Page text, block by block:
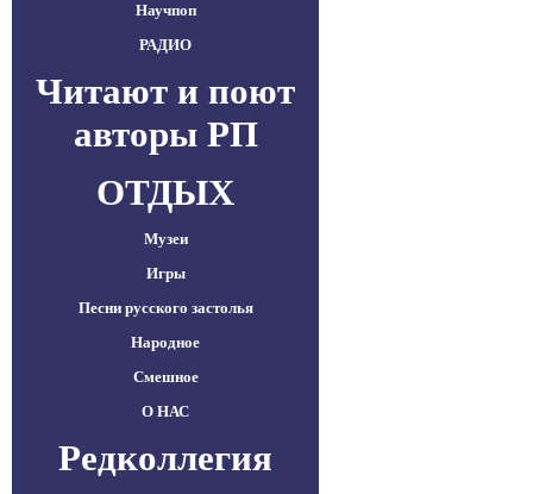
Научпоп
РАДИО
Читают и поют
авторы РП
ОТДЫХ
Музеи
Игры
Песни русского застолья
Народное
Смешное
О НАС
Редколлегия